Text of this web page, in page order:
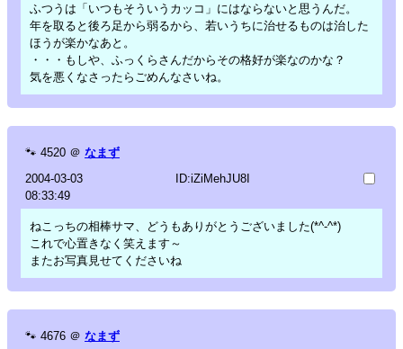
ふつうは「いつもそういうカッコ」にはならないと思うんだ。
年を取ると後ろ足から弱るから、若いうちに治せるものは治した
ほうが楽かなあと。
・・・もしや、ふっくらさんだからその格好が楽なのかな？
気を悪くなさったらごめんなさいね。
🐾 4520 ＠ なまず
2004-03-03
08:33:49
ID:iZiMehJU8I
ねこっちの相棒サマ、どうもありがとうございました(*^-^*)
これで心置きなく笑えます～
またお写真見せてくださいね
🐾 4676 ＠ なまず